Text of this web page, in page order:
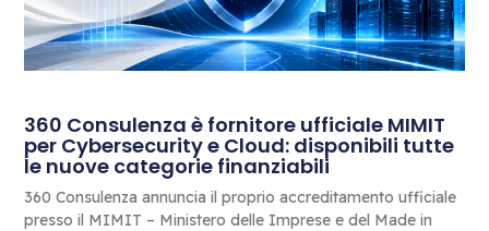
360 Consulenza è fornitore ufficiale MIMIT
per Cybersecurity e Cloud: disponibili tutte
le nuove categorie finanziabili
360 Consulenza annuncia il proprio accreditamento ufficiale
presso il MIMIT – Ministero delle Imprese e del Made in